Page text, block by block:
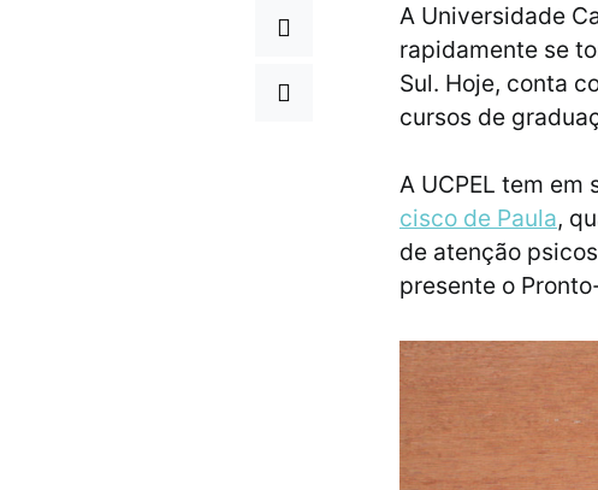
A Universidade
rapidamente se
Sul. Hoje, conta
cursos de
A UCPEL tem em
cisco de Paula,
de atenção
presente o